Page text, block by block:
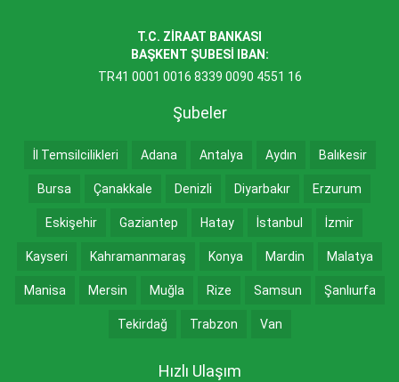
T.C. ZİRAAT BANKASI
BAŞKENT ŞUBESİ IBAN:
TR41 0001 0016 8339 0090 4551 16
Şubeler
İl Temsilcilikleri Adana Antalya Aydın Balıkesir
Bursa Çanakkale Denizli Diyarbakır Erzurum
Eskişehir Gaziantep Hatay İstanbul İzmir
Kayseri Kahramanmaraş Konya Mardin Malatya
Manisa Mersin Muğla Rize Samsun Şanlıurfa
Tekirdağ Trabzon Van
Hızlı Ulaşım